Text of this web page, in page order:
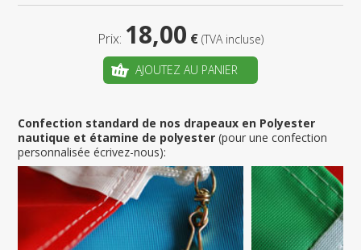
Prix: 18,00 € (TVA incluse)
AJOUTEZ AU PANIER
Confection standard de nos drapeaux en Polyester
nautique et étamine de polyester(pour une confection
personnalisée écrivez-nous):